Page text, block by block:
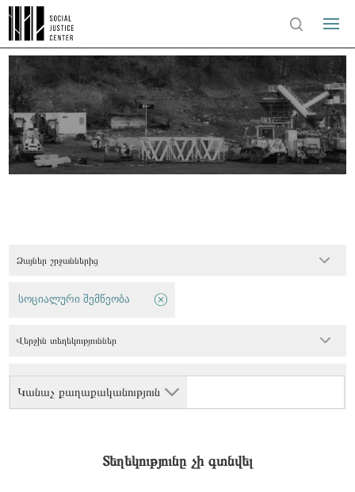
Ձայներ շրջաններից
Կանաչ քաղաքականություն
სოციალური შემწეობა
Վերջին տեղեկություններ
Տեղեկությունը չի գտնվել